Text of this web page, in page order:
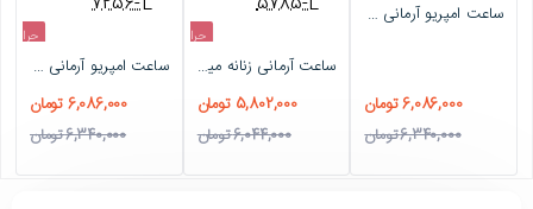
ساعت امپریو آرمانی زنانه طلایی Armani-4396-L
6,086,000 تومان
6,340,000 تومان
حراج
ساعت آرمانی زنانه مینی طلایی صفحه سفید نگین دار Armani-5785-L
5,802,000 تومان
6,044,000 تومان
حراج
ساعت امپریو آرمانی زنانه سیلور صفحه سفید خطی Armani-7256-L
6,086,000 تومان
6,340,000 تومان